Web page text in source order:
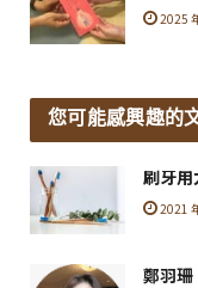
2025
您可能感興趣的
刷牙
2021
鄭羽